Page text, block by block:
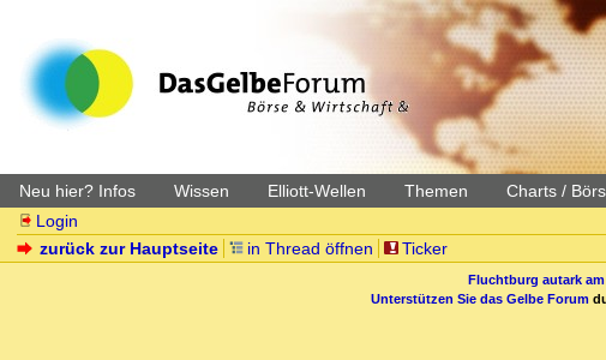
Neu hier? Infos Wissen Elliott-Wellen Themen Charts /
Login
zurück zur Hauptseite
in Thread öffnen Ticker
Fluchtburg autark am
Unterstützen Sie das Gelbe Forum